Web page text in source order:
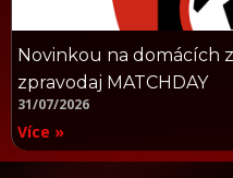
Novinkou na domácích
zpravodaj MATCHDAY
31/07/2026
Více »